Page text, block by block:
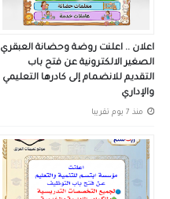
اعلان .. اعلنت روضة وحضانة العبقري
الصغير الالكترونية عن فتح باب
التقديم للانضمام إلى كادرها التعليمي
والإداري
منذ 7 يوم تقريبا